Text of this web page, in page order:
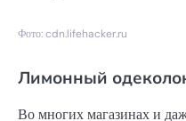
Фото: cdn.lifehacker.ru
Лимонный
Во многих магазинах и